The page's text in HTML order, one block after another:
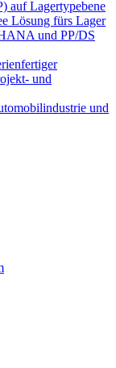
auf Lagertypebene
Lösung fürs Lager
und PP/DS
und
und